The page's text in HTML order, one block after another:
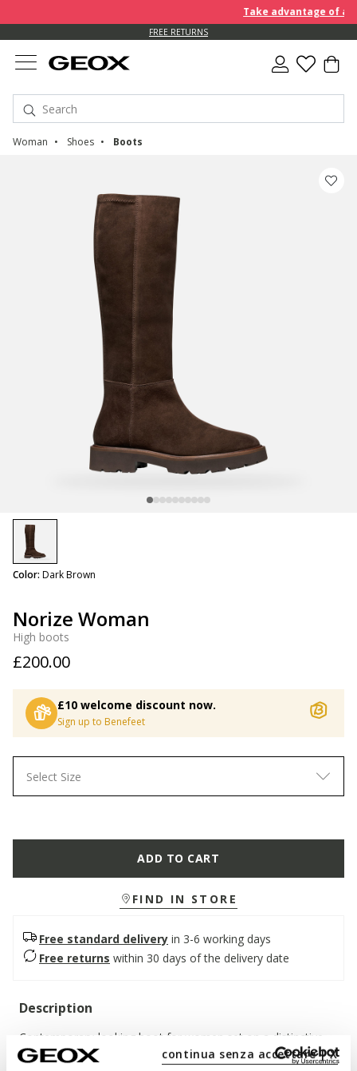
continua senza accettare | X
Take advantage of an
FREE RETURNS
Woman Shoes Boots
Norize Woman
High boots
£200.00
£10 welcome discount now.
Sign up to Benefeet
Color: Dark Brown
selected
Select Size
ADD TO CART
FIND IN STORE
Free standard delivery in 3-6 working days
Free returns within 30 days of the delivery date
Description
Contemporary-looking boot for women set on a distinctive
on-trend chunky sole. It has been crafted from soft dark-